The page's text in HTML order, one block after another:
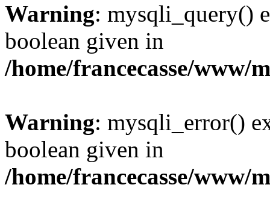
Warning: mysqli_query()
boolean given in
/home/francecasse/www/
Warning: mysqli_error()
boolean given in
/home/francecasse/www/